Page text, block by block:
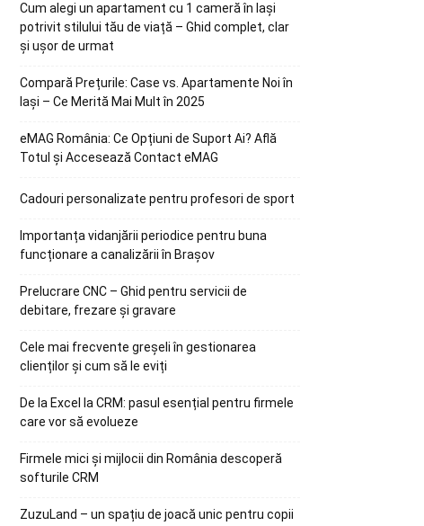
Cum alegi un apartament cu 1 cameră în Iași
potrivit stilului tău de viață – Ghid complet, clar
și ușor de urmat
Compară Prețurile: Case vs. Apartamente Noi în
Iași – Ce Merită Mai Mult în 2025
eMAG România: Ce Opțiuni de Suport Ai? Află
Totul și Accesează Contact eMAG
Cadouri personalizate pentru profesori de sport
Importanța vidanjării periodice pentru buna
funcționare a canalizării în Brașov
Prelucrare CNC – Ghid pentru servicii de
debitare, frezare și gravare
Cele mai frecvente greșeli în gestionarea
clienților și cum să le eviți
De la Excel la CRM: pasul esențial pentru firmele
care vor să evolueze
Firmele mici și mijlocii din România descoperă
softurile CRM
ZuzuLand – un spațiu de joacă unic pentru copii